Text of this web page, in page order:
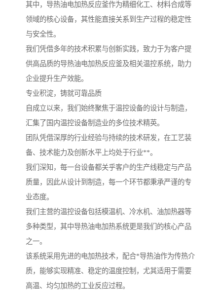
其中，导热油电加热反应釜作为精细化工、材料合成等
领域的核心设备，其性能直接关系到生产过程的稳定性
与安全性。
我们凭借多年的技术积累与创新实践，致力于为客户提
供高品质的导热油电加热反应釜及相关温控系统，助力
企业提升生产效能。
专业积淀，铸就可靠品质
自成立以来，我们始终聚焦于温控设备的设计与制造，
汇集了国内温控设备制造业的多位技术精英。
团队凭借深厚的行业经验与持续的技术研发，在工艺装
备、技术能力及创新水平上均处于行业**。
我们深知，每一台设备都关乎客户的生产线稳定与产品
质量，因此从设计到制造，每一个环节都秉承严谨的专
业态度。
我们主营的温控设备包括模温机、冷水机、油加热器等
多种类型，其中导热油电加热系统更是我们的核心产品
之一。
该系统采用先进的电加热技术，配合*导热油作为传热介
质，能够实现精准、稳定的温度控制，尤其适用于需要
高温、均匀加热的工业反应过程。